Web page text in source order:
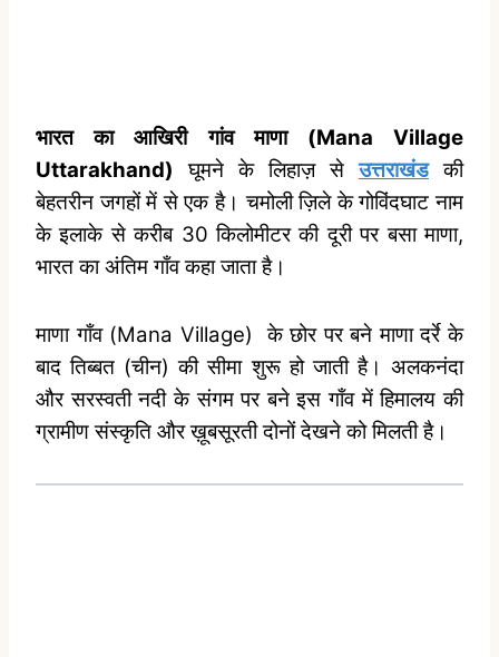
भारत का आखिरी गांव माणा (Mana Village
Uttarakhand) घूमने के लिहाज़ सेउत्तराखंडकी
बेहतरीन जगहों में से एक है। चमोली ज़िले के गोविंदघाट नाम
के इलाके से करीब 30 किलोमीटर की दूरी पर बसा माणा,
भारत का अंतिम गाँव कहा जाता है।
माणा गाँव (Mana Village) के छोर पर बने माणा दर्रे के
बाद तिब्बत (चीन) की सीमा शुरू हो जाती है। अलकनंदा
और सरस्वती नदी के संगम पर बने इस गाँव में हिमालय की
ग्रामीण संस्कृति और ख़ूबसूरती दोनों देखने को मिलती है।